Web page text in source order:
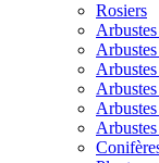
Rosiers